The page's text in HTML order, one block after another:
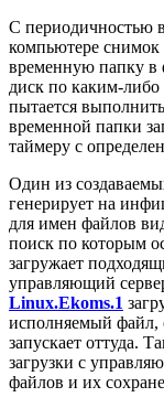
С периодичностью
компьютере снимок
временную папку в
диск по каким-
пытается
временной папки
таймеру с
Один из
генерирует на
для имен файлов
поиск по которым
загружает
управляющий
Linux.Ekoms.1
исполняемый файл,
запускает оттуда.
загрузки с
файлов и их